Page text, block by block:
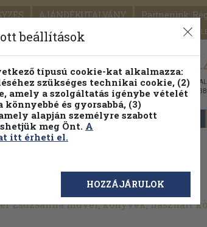
AJÁNDÉKUTALVÁNY Partnerünk:
SEGÍTSÉG
FENNTARTHATÓ OLVASMÁNYOK
kereső Témaköri fa
Zsuzsanna művei, könyvek, használt
beállítások
típusú cookie-kat alkalmazza:
szükséges technikai cookie, (2)
amely a szolgáltatás igénybe vételét
könnyebbé és gyorsabbá, (3)
alapján személyre szabott
meg Önt. A
itt érheti el.
HOZZÁJÁRULOK